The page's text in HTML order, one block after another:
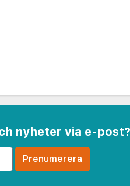
nyheter via e-post?